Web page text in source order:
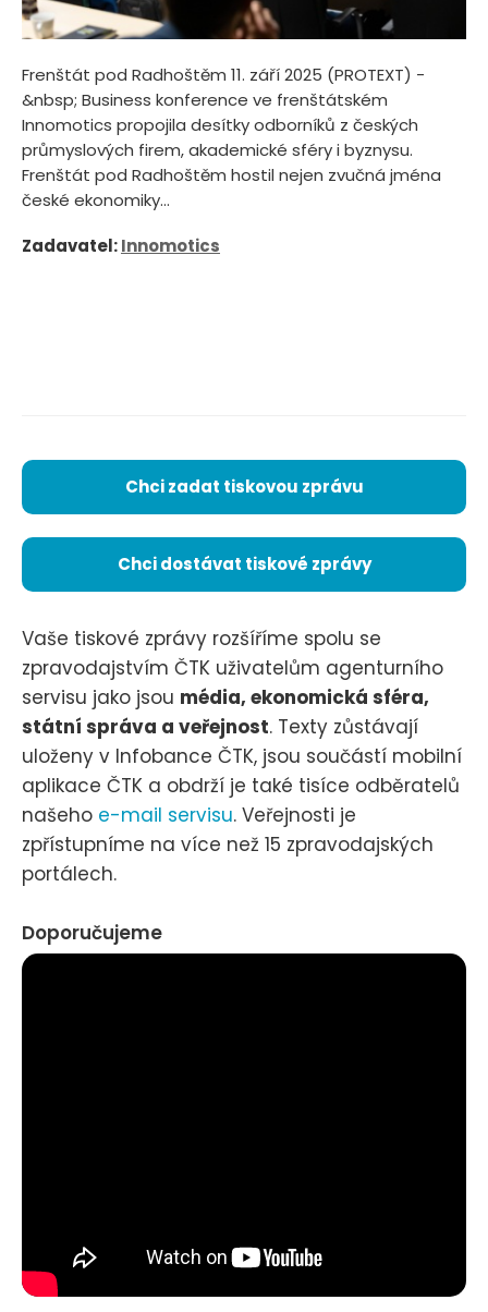
Frenštát pod Radhoštěm 11. září 2025 (PROTEXT) -
&nbsp; Business konference ve frenštátském
Innomotics propojila desítky odborníků z českých
průmyslových firem, akademické sféry i byznysu.
Frenštát pod Radhoštěm hostil nejen zvučná jména
české ekonomiky...
Zadavatel:Innomotics
Chci zadat tiskovou zprávu
Chci dostávat tiskové zprávy
Vaše tiskové zprávy rozšíříme spolu se
zpravodajstvím ČTK uživatelům agenturního
servisu jako jsou média, ekonomická sféra,
státní správa a veřejnost. Texty zůstávají
uloženy v Infobance ČTK, jsou součástí mobilní
aplikace ČTK a obdrží je také tisíce odběratelů
našeho e-mail servisu. Veřejnosti je
zpřístupníme na více než 15 zpravodajských
portálech.
Doporučujeme